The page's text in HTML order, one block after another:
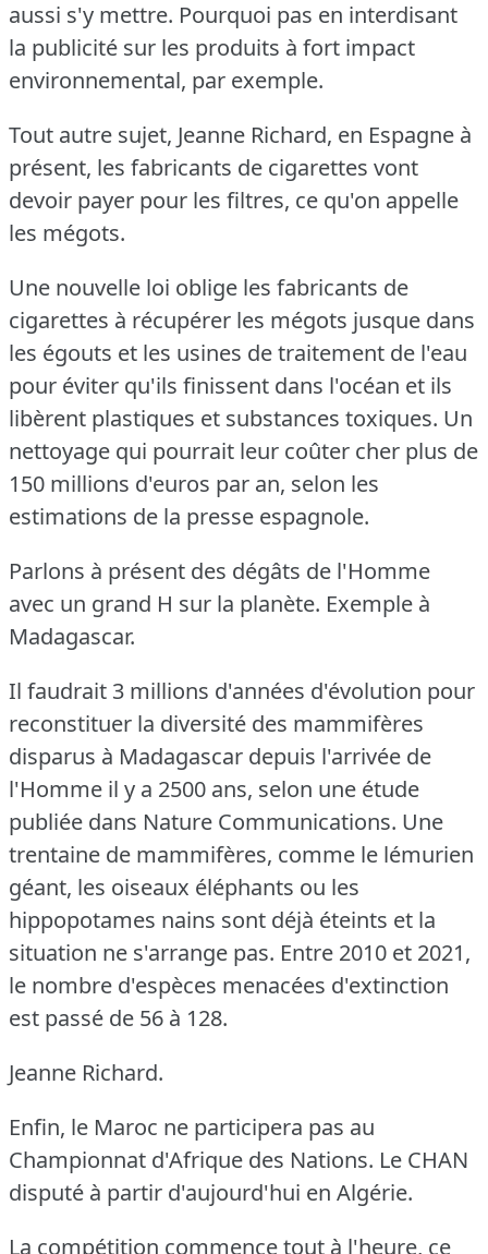
aussi s'y mettre. Pourquoi pas en interdisant
la publicité sur les produits à fort impact
environnemental, par exemple.
Tout autre sujet, Jeanne Richard, en Espagne à
présent, les fabricants de cigarettes vont
devoir payer pour les filtres, ce qu'on appelle
les mégots.
Une nouvelle loi oblige les fabricants de
cigarettes à récupérer les mégots jusque dans
les égouts et les usines de traitement de l'eau
pour éviter qu'ils finissent dans l'océan et ils
libèrent plastiques et substances toxiques. Un
nettoyage qui pourrait leur coûter cher plus de
150 millions d'euros par an, selon les
estimations de la presse espagnole.
Parlons à présent des dégâts de l'Homme
avec un grand H sur la planète. Exemple à
Madagascar.
Il faudrait 3 millions d'années d'évolution pour
reconstituer la diversité des mammifères
disparus à Madagascar depuis l'arrivée de
l'Homme il y a 2500 ans, selon une étude
publiée dans Nature Communications. Une
trentaine de mammifères, comme le lémurien
géant, les oiseaux éléphants ou les
hippopotames nains sont déjà éteints et la
situation ne s'arrange pas. Entre 2010 et 2021,
le nombre d'espèces menacées d'extinction
est passé de 56 à 128.
Jeanne Richard.
Enfin, le Maroc ne participera pas au
Championnat d'Afrique des Nations. Le CHAN
disputé à partir d'aujourd'hui en Algérie.
La compétition commence tout à l'heure, ce